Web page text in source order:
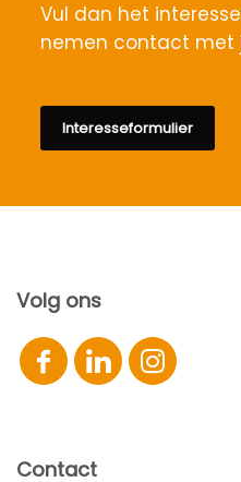
Vul dan het
nemen contact met
Interesseformulier
Volg ons
Contact